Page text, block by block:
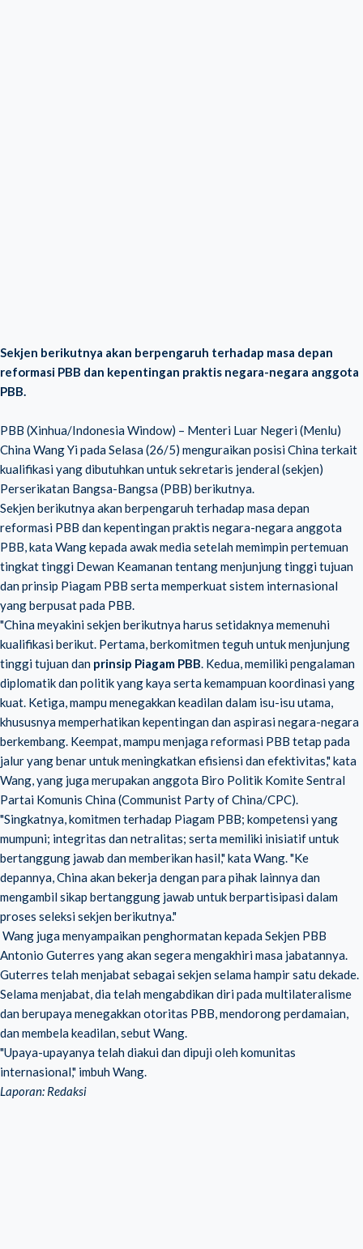
Sekjen berikutnya akan berpengaruh terhadap masa depan
reformasi PBB dan kepentingan praktis negara-negara anggota
PBB.
PBB (Xinhua/Indonesia Window) – Menteri Luar Negeri (Menlu)
China Wang Yi pada Selasa (26/5) menguraikan posisi China terkait
kualifikasi yang dibutuhkan untuk sekretaris jenderal (sekjen)
Perserikatan Bangsa-Bangsa (PBB) berikutnya.
Sekjen berikutnya akan berpengaruh terhadap masa depan
reformasi PBB dan kepentingan praktis negara-negara anggota
PBB, kata Wang kepada awak media setelah memimpin pertemuan
tingkat tinggi Dewan Keamanan tentang menjunjung tinggi tujuan
dan prinsip Piagam PBB serta memperkuat sistem internasional
yang berpusat pada PBB.
"China meyakini sekjen berikutnya harus setidaknya memenuhi
kualifikasi berikut. Pertama, berkomitmen teguh untuk menjunjung
tinggi tujuan dan prinsip Piagam PBB. Kedua, memiliki pengalaman
diplomatik dan politik yang kaya serta kemampuan koordinasi yang
kuat. Ketiga, mampu menegakkan keadilan dalam isu-isu utama,
khususnya memperhatikan kepentingan dan aspirasi negara-negara
berkembang. Keempat, mampu menjaga reformasi PBB tetap pada
jalur yang benar untuk meningkatkan efisiensi dan efektivitas," kata
Wang, yang juga merupakan anggota Biro Politik Komite Sentral
Partai Komunis China (Communist Party of China/CPC).
"Singkatnya, komitmen terhadap Piagam PBB; kompetensi yang
mumpuni; integritas dan netralitas; serta memiliki inisiatif untuk
bertanggung jawab dan memberikan hasil," kata Wang. "Ke
depannya, China akan bekerja dengan para pihak lainnya dan
mengambil sikap bertanggung jawab untuk berpartisipasi dalam
proses seleksi sekjen berikutnya."
Wang juga menyampaikan penghormatan kepada Sekjen PBB
Antonio Guterres yang akan segera mengakhiri masa jabatannya.
Guterres telah menjabat sebagai sekjen selama hampir satu dekade.
Selama menjabat, dia telah mengabdikan diri pada multilateralisme
dan berupaya menegakkan otoritas PBB, mendorong perdamaian,
dan membela keadilan, sebut Wang.
"Upaya-upayanya telah diakui dan dipuji oleh komunitas
internasional," imbuh Wang.
Laporan: Redaksi